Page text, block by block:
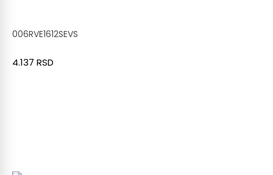
006RVE1612SEVS
4.137 RSD